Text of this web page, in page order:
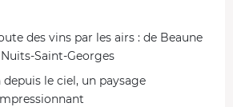
des vins par les airs : de Beaune
Saint-Georges
le ciel, un paysage